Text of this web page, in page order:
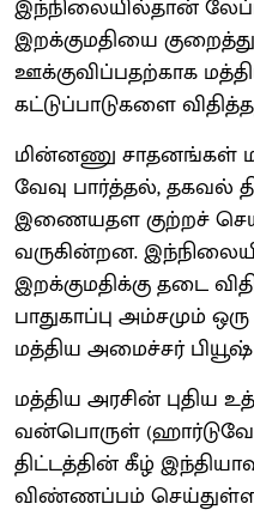
இந்நிலையில்தான்
இறக்குமதியை
ஊக்குவிப்பதற்காக
கட்டுப்பாடுகளை
மின்னணு சாதனங்கள்
வேவு பார்த்தல், தகவல்
இணையதள குற்றச்
வருகின்றன.
இறக்குமதிக்கு தடை
பாதுகாப்பு அம்சமும்
மத்திய அமைச்சர்
மத்திய அரசின் புதிய
வன்பொருள்
திட்டத்தின் கீழ்
விண்ணப்பம்